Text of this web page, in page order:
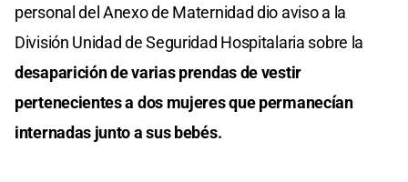
personal del Anexo de Maternidad dio aviso a la
División Unidad de Seguridad Hospitalaria sobre la
desaparición de varias prendas de vestir
pertenecientes a dos mujeres que permanecían
internadas junto a sus bebés.